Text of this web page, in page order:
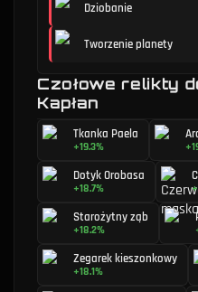
Dziobanie
Tworzenie planety
Czołowe relikty
Kapłan
Tkanka Paela
+19.3%
Dotyk Orobasa
+18.7%
Starożytny ząb
+18.2%
Zegarek kieszonkowy
+18.1%